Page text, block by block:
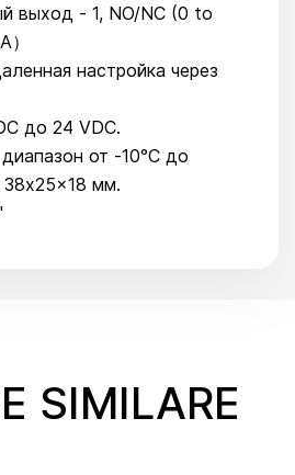
выход - 1, NO/NC (0 to
настройка через
до 24 VDC.
от -10°C до
38x25x18 мм.
SIMILARE